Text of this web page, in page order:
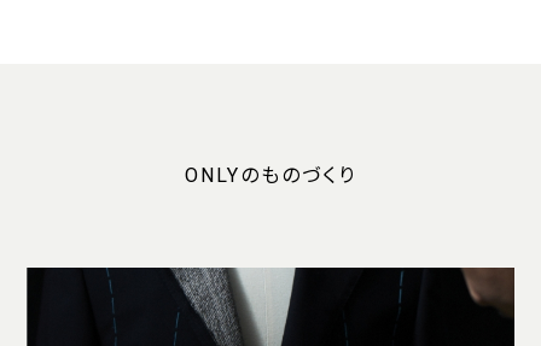
ONLYのものづくり